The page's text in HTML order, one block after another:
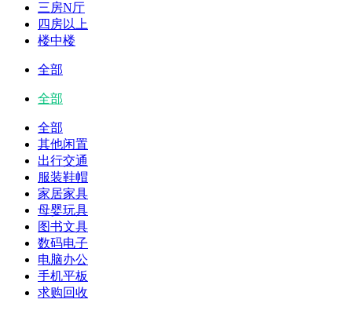
三房N厅
四房以上
楼中楼
全部
全部
全部
其他闲置
出行交通
服装鞋帽
家居家具
母婴玩具
图书文具
数码电子
电脑办公
手机平板
求购回收